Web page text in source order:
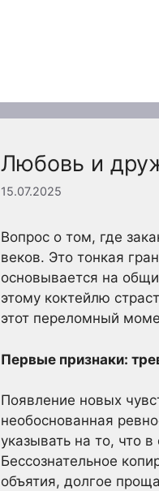
Любовь и
15.07.2025
Вопрос о том, где
веков. Это тонкая
основывается на
этому коктейлю
этот переломный
Первые признаки:
Появление новых
необоснованная
указывать на то, что
Бессознательное
объятия, долгое